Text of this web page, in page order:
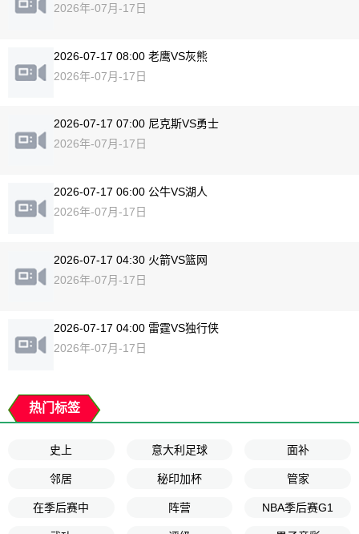
2026年-07月-17日
2026-07-17 08:00 老鹰VS灰熊
2026年-07月-17日
2026-07-17 07:00 尼克斯VS勇士
2026年-07月-17日
2026-07-17 06:00 公牛VS湖人
2026年-07月-17日
2026-07-17 04:30 火箭VS篮网
2026年-07月-17日
2026-07-17 04:00 雷霆VS独行侠
2026年-07月-17日
热门标签
史上 意大利足球 面补
邻居 秘印加杯 管家
在季后赛中 阵营 NBA季后赛G1